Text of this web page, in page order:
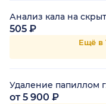
Анализ кала на
505 ₽
Ещё в
Удаление папиллом
от 5 900 ₽